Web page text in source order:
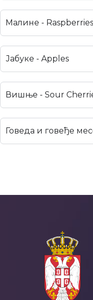
Малине - Raspberries
Јабуке - Apples
Вишње - Sour
Говеда и говеђе